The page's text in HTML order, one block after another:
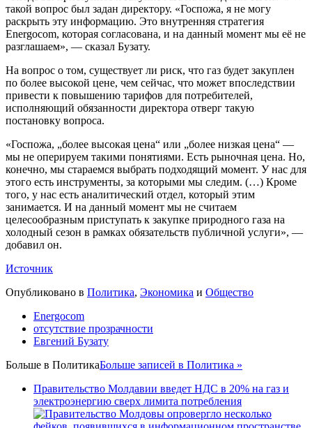
такой вопрос был задан директору. «Госпожа, я не могу
раскрыть эту информацию. Это внутренняя стратегия
Energocom, которая согласована, и на данный момент мы её не
разглашаем», — сказал Бузату.
На вопрос о том, существует ли риск, что газ будет закуплен
по более высокой цене, чем сейчас, что может впоследствии
привести к повышению тарифов для потребителей,
исполняющий обязанности директора отверг такую
постановку вопроса.
«Госпожа, „более высокая цена“ или „более низкая цена“ —
мы не оперируем такими понятиями. Есть рыночная цена. Но,
конечно, мы стараемся выбрать подходящий момент. У нас для
этого есть инструменты, за которыми мы следим. (…) Кроме
того, у нас есть аналитический отдел, который этим
занимается. И на данный момент мы не считаем
целесообразным приступать к закупке природного газа на
холодный сезон в рамках обязательств публичной услуги», —
добавил он.
Источник
Опубликовано в Политика, Экономика и Общество
Energocom
отсутствие прозрачности
Евгений Бузату
Больше в ПолитикаБольше записей в Политика »
Правительство Молдавии введет НДС в 20% на газ и
электроэнергию сверх лимита потребления